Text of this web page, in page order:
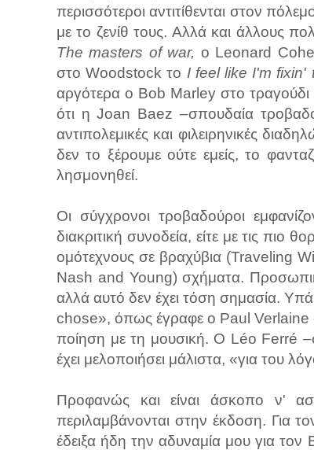
περισσότεροι αντιτίθενται στον
με το ζενίθ τους. Αλλά και άλλους
The masters of war, ο Leonard
στο Woodstock το I feel like I'm fixin'
αργότερα ο Bob Marley στο τραγούδι
ότι η Joan Baez –σπουδαία
αντιπολεμικές και φιλειρηνικές
δεν το ξέρουμε ούτε εμείς, το
λησμονηθεί.
Οι σύγχρονοι τροβαδούροι
διακριτική συνοδεία, είτε με τις
ομότεχνους σε βραχύβια (Traveling
Nash and Young) σχήματα.
αλλά αυτό δεν έχει τόση σημασία.
chose», όπως έγραφε ο Paul Verlaine
ποίηση με τη μουσική. Ο Léo Ferré
έχει μελοποιήσει μάλιστα, «για του
Προφανώς και είναι άσκοπο ν'
περιλαμβάνονται στην έκδοση. Για
έδειξα ήδη την αδυναμία μου για